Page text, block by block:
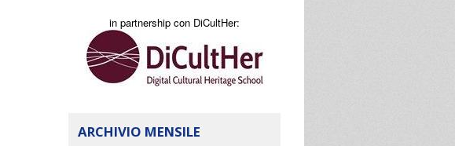
in partnership con DiCultHer:
ARCHIVIO MENSILE